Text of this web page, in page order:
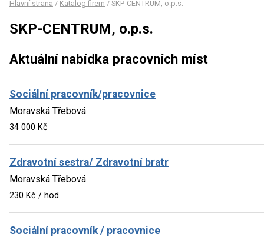
Hlavní strana / Katalog firem / SKP-CENTRUM, o.p.s.
SKP-CENTRUM, o.p.s.
Aktuální nabídka pracovních míst
Sociální pracovník/pracovnice
Moravská Třebová
34 000 Kč
Zdravotní sestra/ Zdravotní bratr
Moravská Třebová
230 Kč / hod.
Sociální pracovník / pracovnice